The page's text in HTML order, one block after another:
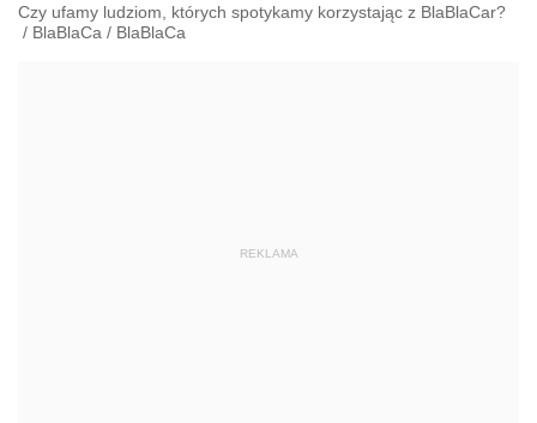
Czy ufamy ludziom, których spotykamy korzystając z BlaBlaCar?
/ BlaBlaCa / BlaBlaCa